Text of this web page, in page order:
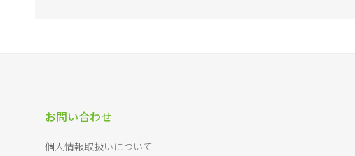
お問い合わせ
個人情報取扱いについて